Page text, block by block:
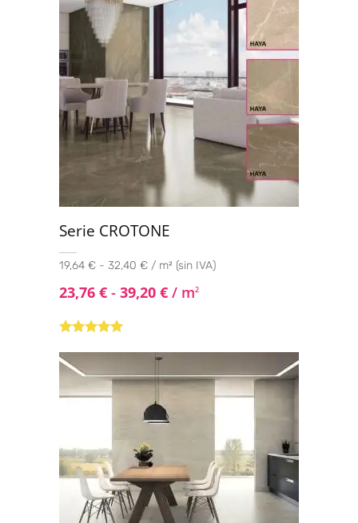
Serie CROTONE
19,64 € - 32,40 € / m² (sin IVA)
23,76 € - 39,20 € / m2
5.00